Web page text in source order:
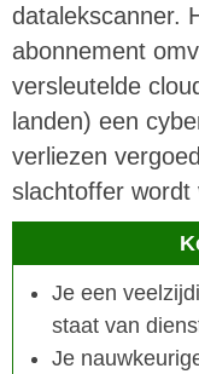
datalekscanner.
abonnement
versleutelde
landen) een
verliezen
slachtoffer wordt
Je een
staat van
Je